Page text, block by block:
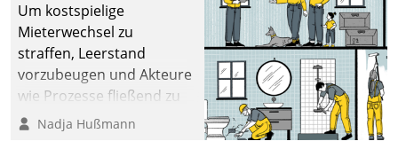
Um kostspielige
Mieterwechsel zu
straffen, Leerstand
vorzubeugen und Akteure
wie Prozesse fließend zu
vernetzen, nutzt die
Nadja Hußmann